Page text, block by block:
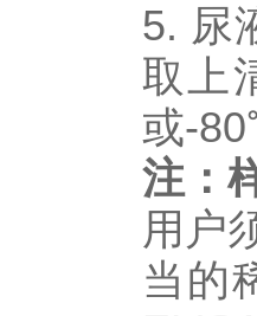
5. 尿
取上
或-
注：
用户
当的